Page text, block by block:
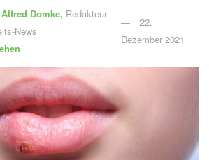
Alfred Domke, Redakteur
News
22.
Dezember 2021